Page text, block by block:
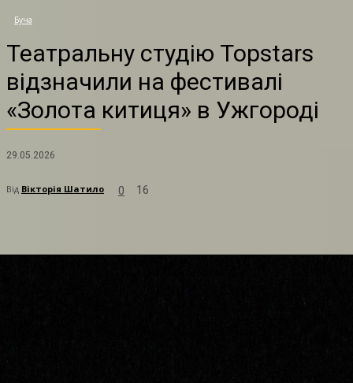
Буча
Театральну студію Topstars
відзначили на фестивалі
«Золота китиця» в Ужгороді
29.05.2026
Від Вікторія Шатило 0 16